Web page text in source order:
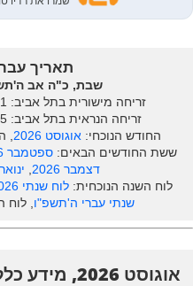
תאריך
שבת, כ"ה אב ה'תשפ"ו, 8
זריחה מישורית בתל אביב: ‎06:01 | שקיעה מישורית: 19:31
זריחה הנראית בתל אביב: ‎06:05 | שקיעה הנראית: 19:32
החודש הנוכחי: אוגוסט 2026 ,
ששת החודשים הבאים:ספטמבר 2026
דצמבר 2026
, ינואר 2027
לוח השנה הנוכחית:לוח שנתי 2026
שנתי עברי ה'תשפ"ו, לוח
אוגוסט 2026, מידע כללי ומועדים